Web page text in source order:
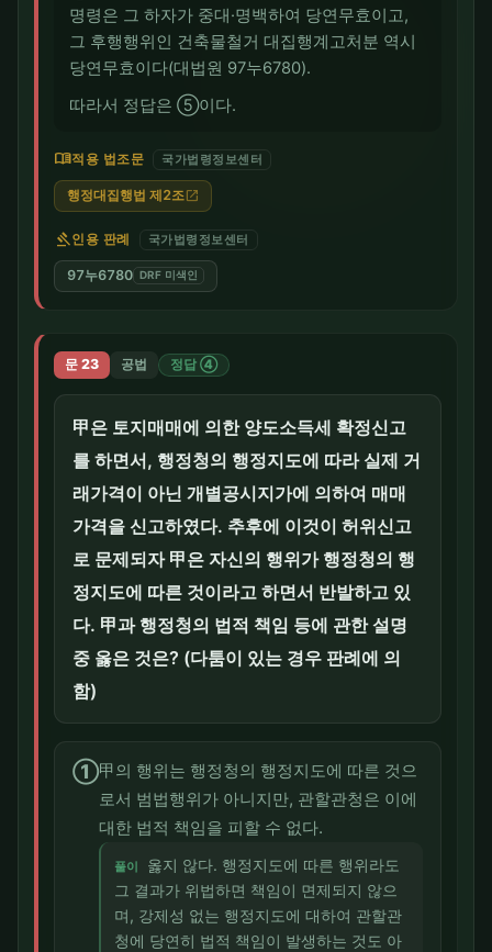
명령은 그 하자가 중대·명백하여 당연무효이고,
그 후행행위인 건축물철거 대집행계고처분 역시
당연무효이다(대법원 97누6780).
따라서 정답은 ⑤이다.
menu_book적용 법조문 국가법령정보센터
행정대집행법 제2조 open_in_new
gavel인용 판례 국가법령정보센터
97누6780 DRF 미색인
문 23 공법 정답 ④
甲은 토지매매에 의한 양도소득세 확정신고
를 하면서, 행정청의 행정지도에 따라 실제 거
래가격이 아닌 개별공시지가에 의하여 매매
가격을 신고하였다. 추후에 이것이 허위신고
로 문제되자 甲은 자신의 행위가 행정청의 행
정지도에 따른 것이라고 하면서 반발하고 있
다. 甲과 행정청의 법적 책임 등에 관한 설명
중 옳은 것은? (다툼이 있는 경우 판례에 의
함)
①甲의 행위는 행정청의 행정지도에 따른 것으
로서 범법행위가 아니지만, 관할관청은 이에
대한 법적 책임을 피할 수 없다.
풀이
옳지 않다. 행정지도에 따른 행위라도
그 결과가 위법하면 책임이 면제되지 않으
며, 강제성 없는 행정지도에 대하여 관할관
청에 당연히 법적 책임이 발생하는 것도 아